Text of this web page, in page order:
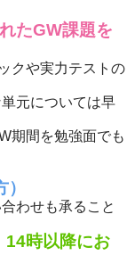
たGW課題を
クや実力テストの
元については早
期間を勉強面でも
わせも承ること
14時以降にお